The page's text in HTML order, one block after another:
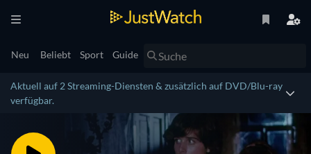
Neu Beliebt Sport Guide
Aktuell auf 2 Streaming-Diensten & zusätzlich auf DVD/Blu-ray
verfügbar.